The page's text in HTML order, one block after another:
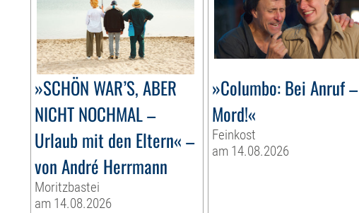
»SCHÖN WAR’S, ABER
NICHT NOCHMAL –
Urlaub mit den Eltern« –
von André Herrmann
Moritzbastei
am 14.08.2026
»Columbo: Bei Anruf –
Mord!«
Feinkost
am 14.08.2026